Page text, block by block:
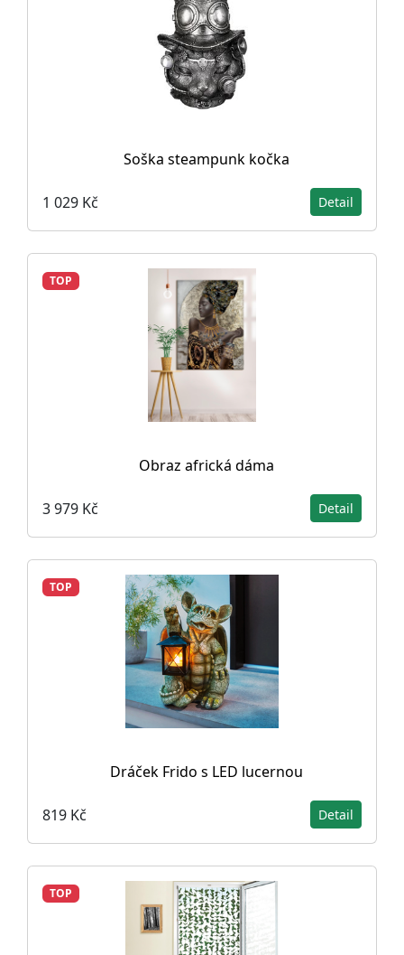
Soška steampunk kočka
1 029 Kč Detail
TOP
Obraz africká dáma
3 979 Kč Detail
TOP
Dráček Frido s LED lucernou
819 Kč Detail
TOP